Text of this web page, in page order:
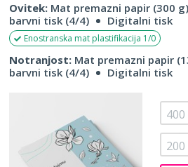
Ovitek: Mat premazni papir (300 g)
barvni tisk (4/4)
Digitalni tisk
Enostranska mat plastifikacija 1/0
Notranjost: Mat premazni papir
barvni tisk (4/4)
Digitalni tisk
200
400